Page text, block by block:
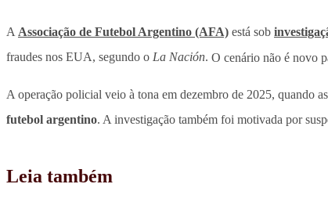
A Associação de Futebol Argentino (AFA) está sob
fraudes nos EUA, segundo o La Nación. O cenário não é novo
A operação policial veio à tona em dezembro de 2025, quando
futebol argentino. A investigação também foi motivada por
Leia também